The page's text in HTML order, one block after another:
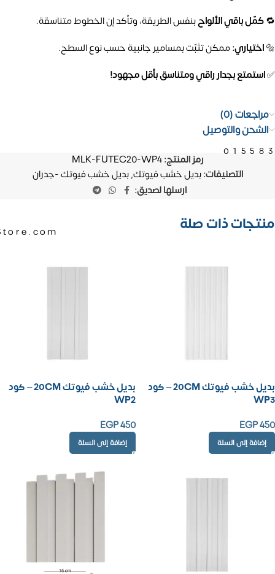
🔁كمّل باقي الألواحبنفس الطريقة، وتأكد إن الخطوط متناسقة.
🔩اختياري:ممكن تثبّت بمسامير جانبية حسب نوع السطح.
✅استمتع بجدار راقي ومتناسق بأقل مجهود!
مراجعات (0)
الشحن والتوصيل
رمز المنتج:MLK-FUTEC20-WP4
التصنيفات:بديل خشب فيوتك,بديل خشب فيوتك -جدران
ارسلها لصديق:
منتجات ذات صلة
بديل خشب فيوتك 20CM – كود
WP3
EGP450
إضافة إلى السلة
بديل خشب فيوتك 20CM – كود
WP2
EGP450
إضافة إلى السلة